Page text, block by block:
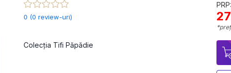
0 (0 review-uri)
Colecția Tifi Păpădie